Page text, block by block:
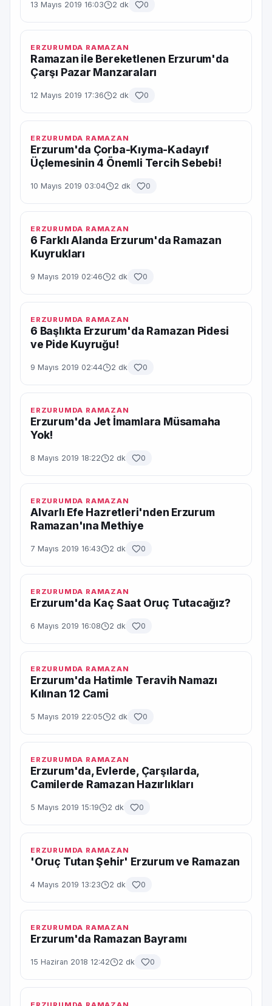
13 Mayıs 2019 16:03 2 dk 0
ERZURUMDA RAMAZAN
Ramazan ile Bereketlenen Erzurum'da
Çarşı Pazar Manzaraları
12 Mayıs 2019 17:36 2 dk 0
ERZURUMDA RAMAZAN
Erzurum'da Çorba-Kıyma-Kadayıf
Üçlemesinin 4 Önemli Tercih Sebebi!
10 Mayıs 2019 03:04 2 dk 0
ERZURUMDA RAMAZAN
6 Farklı Alanda Erzurum'da Ramazan
Kuyrukları
9 Mayıs 2019 02:46 2 dk 0
ERZURUMDA RAMAZAN
6 Başlıkta Erzurum'da Ramazan Pidesi
ve Pide Kuyruğu!
9 Mayıs 2019 02:44 2 dk 0
ERZURUMDA RAMAZAN
Erzurum'da Jet İmamlara Müsamaha
Yok!
8 Mayıs 2019 18:22 2 dk 0
ERZURUMDA RAMAZAN
Alvarlı Efe Hazretleri'nden Erzurum
Ramazan'ına Methiye
7 Mayıs 2019 16:43 2 dk 0
ERZURUMDA RAMAZAN
Erzurum'da Kaç Saat Oruç Tutacağız?
6 Mayıs 2019 16:08 2 dk 0
ERZURUMDA RAMAZAN
Erzurum'da Hatimle Teravih Namazı
Kılınan 12 Cami
5 Mayıs 2019 22:05 2 dk 0
ERZURUMDA RAMAZAN
Erzurum'da, Evlerde, Çarşılarda,
Camilerde Ramazan Hazırlıkları
5 Mayıs 2019 15:19 2 dk 0
ERZURUMDA RAMAZAN
'Oruç Tutan Şehir' Erzurum ve Ramazan
4 Mayıs 2019 13:23 2 dk 0
ERZURUMDA RAMAZAN
Erzurum'da Ramazan Bayramı
15 Haziran 2018 12:42 2 dk 0